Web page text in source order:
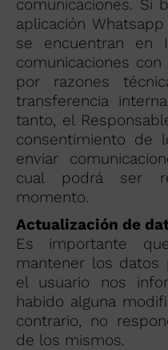
comunicaciones. Si
aplicación
se encuentran en
comunicaciones
por razones
transferencia
tanto, el
consentimiento de
enviar
cual podrá ser
momento.
Actualización de
Es importante
mantener los datos
el usuario nos
habido alguna
contrario, no
de los mismos.